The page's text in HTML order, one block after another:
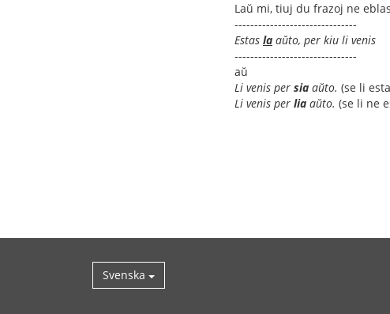
Laŭ mi, tiuj du frazoj ne
-------------------------------
Estas la aŭto, per kiu li venis
-------------------------------
aŭ
Li venis per sia aŭto. (se li
Li venis per lia aŭto. (se li ne
Svenska